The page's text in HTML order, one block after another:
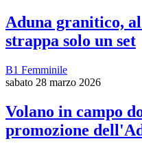
Aduna granitico,
strappa solo un set
B1 Femminile
sabato 28 marzo 2026
Volano in campo
promozione